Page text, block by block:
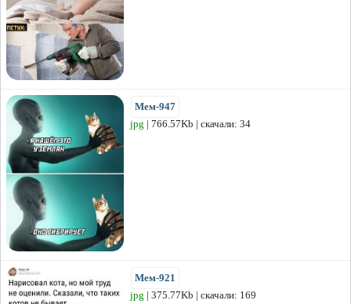
Мем-947
jpg | 766.57Kb | скачали: 34
Мем-921
jpg | 375.77Kb | скачали: 169